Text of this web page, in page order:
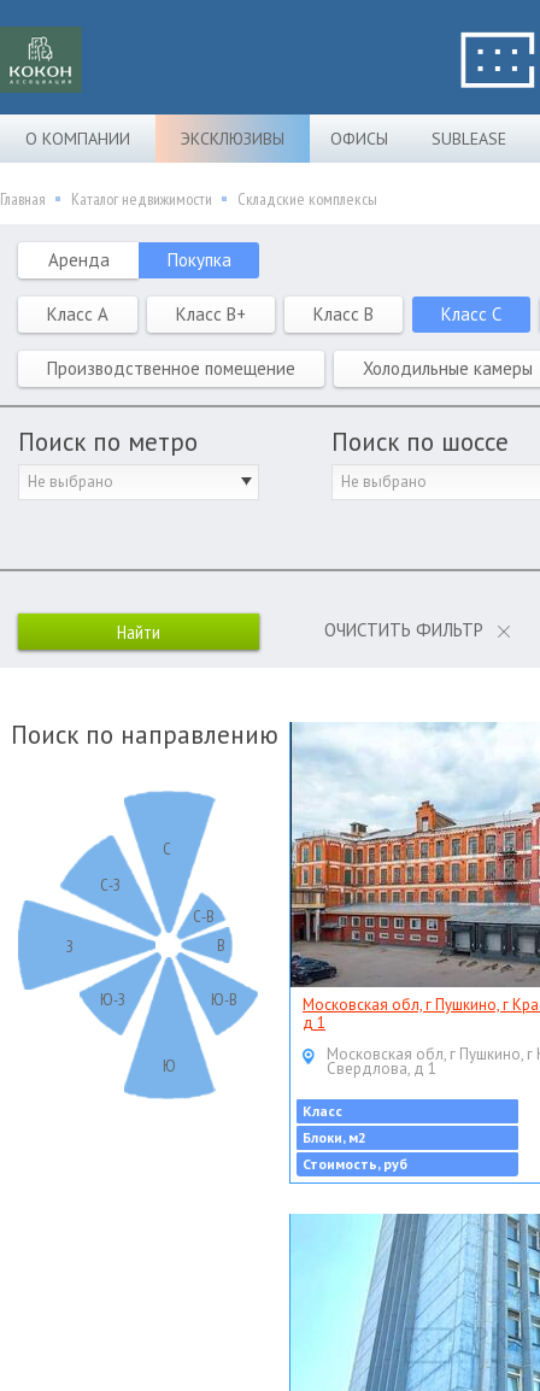
О КОМПАНИИ ЭКСКЛЮЗИВЫ ОФИСЫ SUBLEASE
Главная Каталог недвижимости Складские комплексы
Аренда Покупка
Класс A Класс B+ Класс B Класс C
Производственное помещение Холодильные камеры
Поиск по метро
Не выбрано
Поиск по шоссе
Не выбрано
ОЧИСТИТЬ ФИЛЬТР
Поиск по направлению
С
С-В
В
Ю-В
Ю
Ю-З
З
С-З
Московская обл, г Пушкино, г
д 1
Московская обл, г Пушкино, г
Свердлова, д 1
Класс
Блоки, м2
Стоимость, руб